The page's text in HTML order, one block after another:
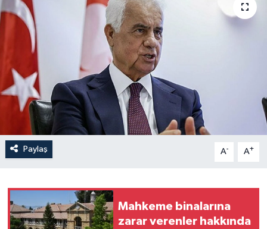
Paylaş A- A+
Mahkeme binalarına
zarar verenler hakkında